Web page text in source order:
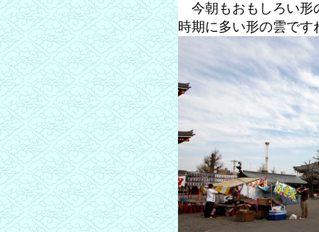
今朝もおもしろい形
時期に多い形の雲です